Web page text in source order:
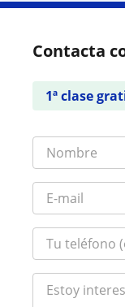
Contacta
1ª clase